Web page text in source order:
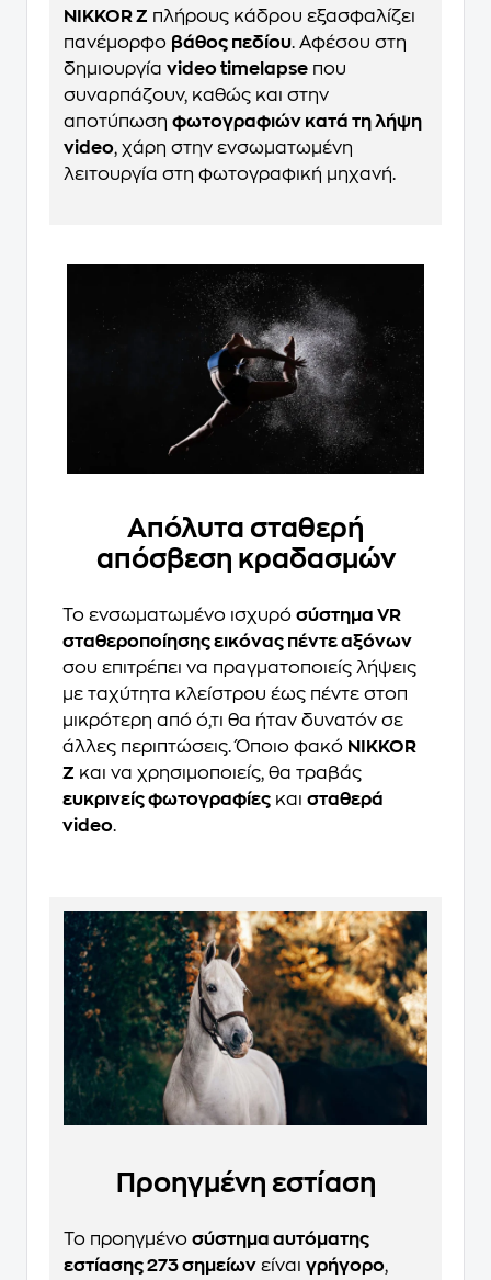
NIKKOR Z πλήρους κάδρου εξασφαλίζει
πανέμορφο βάθος πεδίου. Αφέσου στη
δημιουργία video timelapse που
συναρπάζουν, καθώς και στην
αποτύπωση φωτογραφιών κατά τη λήψη
video, χάρη στην ενσωματωμένη
λειτουργία στη φωτογραφική μηχανή.
Απόλυτα σταθερή
απόσβεση κραδασμών
Το ενσωματωμένο ισχυρό σύστημα VR
σταθεροποίησης εικόνας πέντε αξόνων
σου επιτρέπει να πραγματοποιείς λήψεις
με ταχύτητα κλείστρου έως πέντε στοπ
μικρότερη από ό,τι θα ήταν δυνατόν σε
άλλες περιπτώσεις. Όποιο φακό NIKKOR
Z και να χρησιμοποιείς, θα τραβάς
ευκρινείς φωτογραφίες και σταθερά
video.
Προηγμένη εστίαση
Το προηγμένο σύστημα αυτόματης
εστίασης 273 σημείων είναι γρήγορο,